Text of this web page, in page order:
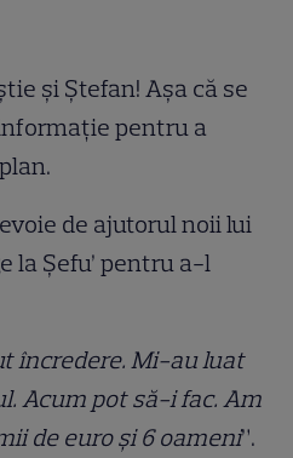
și Ștefan! Așa că se
pentru a
de ajutorul noii lui
la Șefu’ pentru a-l
încredere. Mi-au luat
Acum pot să-i fac. Am
de euro și 6 oameni”.